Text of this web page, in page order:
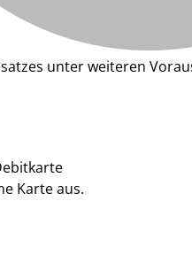
unter weiteren
Karte aus.